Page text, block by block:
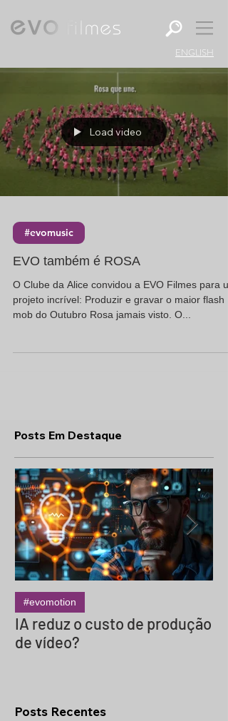
ENGLISH
Load video
#evomusic
EVO também é ROSA
O Clube da Alice convidou a EVO Filmes para
projeto incrível: Produzir e gravar o maior flash
mob do Outubro Rosa jamais visto. O...
Posts Em Destaque
IA reduz o custo de produção
de vídeo?
#evomotion
Posts Recentes